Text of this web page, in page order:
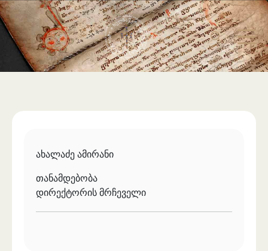
ახალაძე ამირანი
თანამდებობა
დირექტორის მრჩეველი